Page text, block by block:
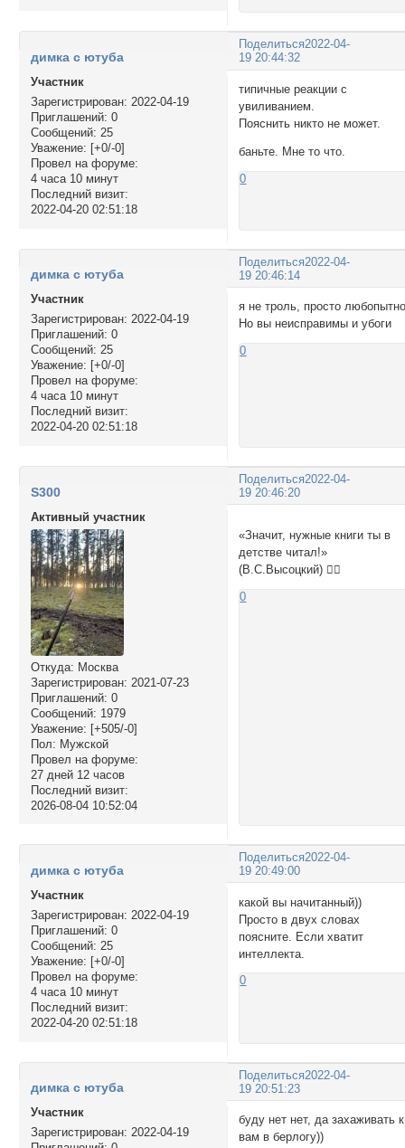
Поделиться2022-04-
19 20:44:32
димка с ютуба
Участник
Зарегистрирован: 2022-04-19
Приглашений: 0
Сообщений: 25
Уважение: [+0/-0]
Провел на форуме:
4 часа 10 минут
Последний визит:
2022-04-20 02:51:18
типичные реакции с
увиливанием.
Пояснить никто не может.
баньте. Мне то что.
0
Поделиться2022-04-
19 20:46:14
димка с ютуба
Участник
Зарегистрирован: 2022-04-19
Приглашений: 0
Сообщений: 25
Уважение: [+0/-0]
Провел на форуме:
4 часа 10 минут
Последний визит:
2022-04-20 02:51:18
я не троль, просто
Но вы неисправимы и убоги
0
Поделиться2022-04-
19 20:46:20
S300
Активный участник
Откуда: Москва
Зарегистрирован: 2021-07-23
Приглашений: 0
Сообщений: 1979
Уважение: [+505/-0]
Пол: Мужской
Провел на форуме:
27 дней 12 часов
Последний визит:
2026-08-04 10:52:04
«Значит, нужные книги ты в
детстве читал!»
(В.С.Высоцкий) ✌🏻
0
Поделиться2022-04-
19 20:49:00
димка с ютуба
Участник
Зарегистрирован: 2022-04-19
Приглашений: 0
Сообщений: 25
Уважение: [+0/-0]
Провел на форуме:
4 часа 10 минут
Последний визит:
2022-04-20 02:51:18
какой вы начитанный))
Просто в двух словах
поясните. Если хватит
интеллекта.
0
Поделиться2022-04-
19 20:51:23
димка с ютуба
Участник
Зарегистрирован: 2022-04-19
буду нет нет, да захаживать к
вам в берлогу))